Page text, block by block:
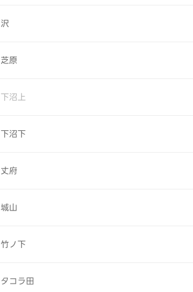
沢
芝原
下沼上
下沼下
丈府
城山
竹ノ下
タコラ田